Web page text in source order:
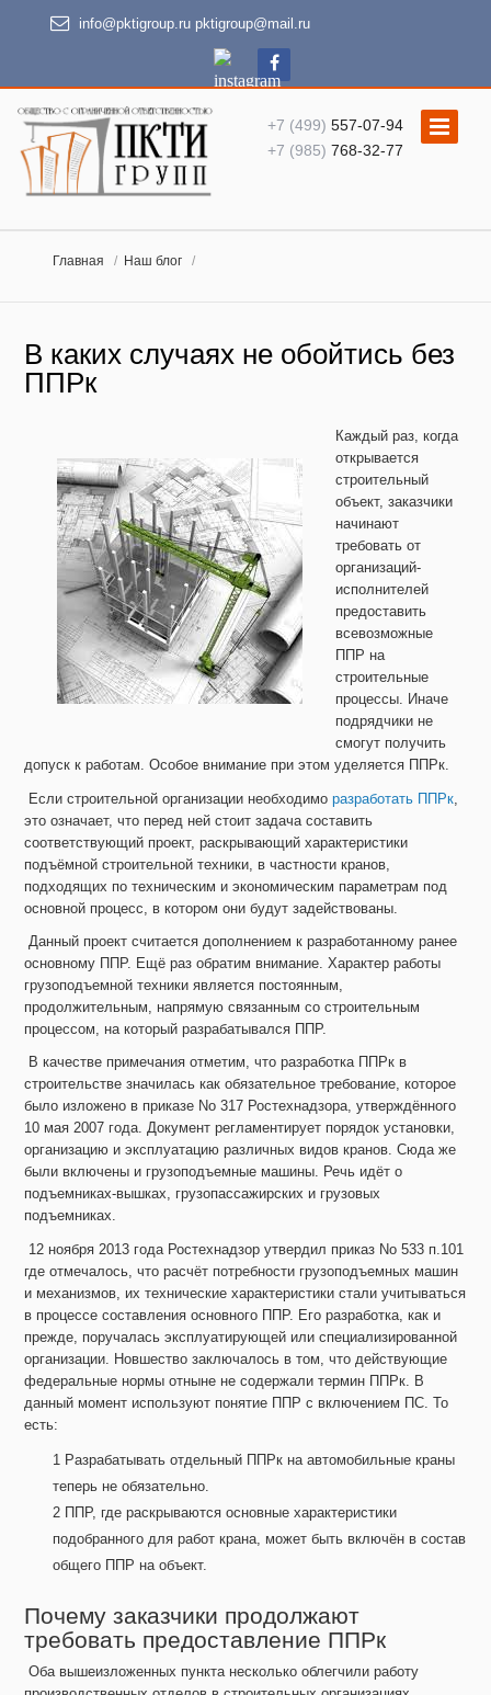
info@pktigroup.ru pktigroup@mail.ru
+7 (499) 557-07-94
+7 (985) 768-32-77
Главная Наш блог
В каких случаях не обойтись без
ППРк
Каждый раз, когда
открывается
строительный
объект, заказчики
начинают
требовать от
организаций-
исполнителей
предоставить
всевозможные
ППР на
строительные
процессы. Иначе
подрядчики не
смогут получить
допуск к работам. Особое внимание при этом уделяется ППРк.
Если строительной организации необходиморазработать ППРк
это означает, что перед ней стоит задача составить
соответствующий проект, раскрывающий характеристики
подъёмной строительной техники, в частности кранов,
подходящих по техническим и экономическим параметрам под
основной процесс, в котором они будут задействованы.
Данный проект считается дополнением к разработанному ранее
основному ППР. Ещё раз обратим внимание. Характер работы
грузоподъемной техники является постоянным,
продолжительным, напрямую связанным со строительным
процессом, на который разрабатывался ППР.
В качестве примечания отметим, что разработка ППРк в
строительстве значилась как обязательное требование, которое
было изложено в приказе No 317 Ростехнадзора, утверждённого
10 мая 2007 года. Документ регламентирует порядок установки,
организацию и эксплуатацию различных видов кранов. Сюда же
были включены и грузоподъемные машины. Речь идёт о
подъемниках-вышках, грузопассажирских и грузовых
подъемниках.
12 ноября 2013 года Ростехнадзор утвердил приказ No 533 п.101
где отмечалось, что расчёт потребности грузоподъемных машин
и механизмов, их технические характеристики стали учитываться
в процессе составления основного ППР. Его разработка, как и
прежде, поручалась эксплуатирующей или специализированной
организации. Новшество заключалось в том, что действующие
федеральные нормы отныне не содержали термин ППРк. В
данный момент используют понятие ППР с включением ПС. То
есть:
Разрабатывать отдельный ППРк на автомобильные краны
теперь не обязательно.
ППР, где раскрываются основные характеристики
подобранного для работ крана, может быть включён в состав
общего ППР на объект.
Почему заказчики продолжают
требовать предоставление ППРк
Оба вышеизложенных пункта несколько облегчили работу